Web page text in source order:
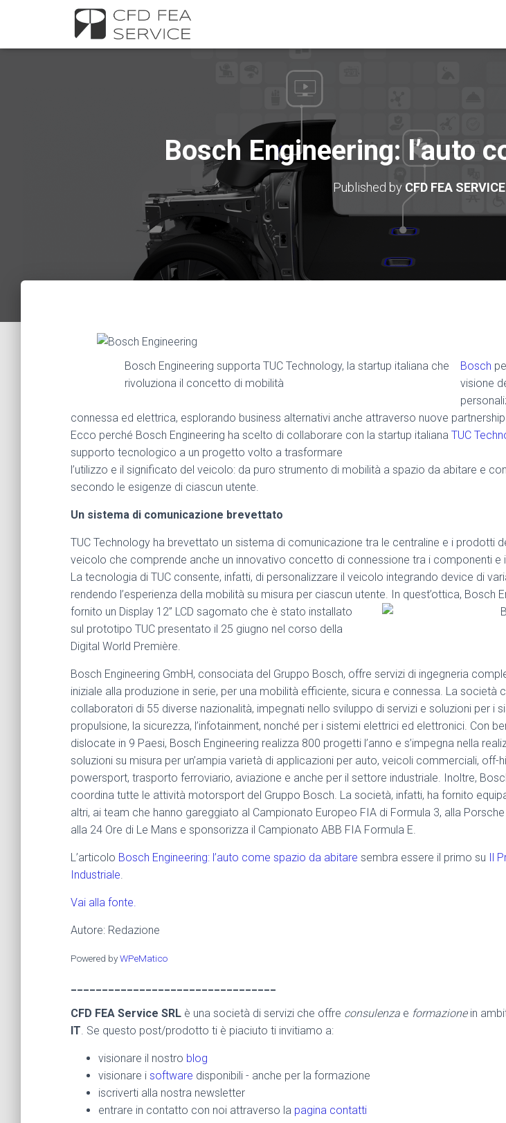
Bosch Engineering: l’auto
Published by CFD FEA SERVICE
Bosch Engineering supporta TUC Technology, la startup italiana che
rivoluziona il concetto di mobilità
Bosch
visione
connessa ed elettrica, esplorando business alternativi anche attraverso nuove
Ecco perché Bosch Engineering ha scelto di collaborare con la startup ita liana TUC
supporto tecnologico a un progetto volto a trasformare
l’utilizzo e il significato del veicolo: da puro strumento di mobilità a spazio da abitare e
secondo le esigenze di ciascun utente.
Un sistema di comunicazione brevettato
TUC Technology ha brevettato un sistema di comunicazione tra le centraline e i prodotti
veicolo che comprende anche un innovativo concetto di connessione tra i componenti e
La tecnologia di TUC consente, infatti, di personalizzare il veicolo integrando device di
rendendo l’esperienza della mobilità su misura per ciascun utente. In quest’ottica, Bosch E
fornito un Display 12’’ LCD sagomato che è stato installato
sul prototipo TUC presentato il 25 giugno nel corso della
Digital World Première.
Bosch Engineering GmbH, consociata del Gruppo Bosch, offre servizi di ingegneria
iniziale alla produzione in serie, per una mobilità efficiente, sicura e connessa. La società
collaboratori di 55 diverse nazionalità, impegnati nello sviluppo di servizi e soluzioni per i
propulsione, la sicurezza, l’infotainment, nonché per i sistemi elettrici ed elettronici. Con
dislocate in 9 Paesi, Bosch Engineering realizza 800 progetti l’anno e s’impegna nella
soluzioni su misura per un’ampia varietà di applicazioni per auto, veicoli commerciali, off-
powersport, trasporto ferroviario, aviazione e anche per il settore industriale. Inoltre,
coordina tutte le attività motorsport del Gruppo Bosch. La società, infatti, ha fornito
altri, ai team che hanno gareggiato al Campionato Europeo FIA di Formula 3, alla Porsche
alla 24 Ore di Le Mans e sponsorizza il Campionato ABB FIA Formula E.
L’articolo Bosch Engineering: l’auto come spazio da abitare sembra essere il primo su
Il
Industriale.
Vai alla fonte.
Autore: Redazione
Powered byWPeMatico
CFD FEA Service SRL è una società di servizi che offre consulenza e formazionein
IT. Se questo post/prodotto ti è piaciuto ti invitiamo a:
visionare il nostro blog
visionare i software disponibili - anche per la formazione
iscriverti alla nostra newsletter
entrare in contatto con noi attraverso la pagina contatti